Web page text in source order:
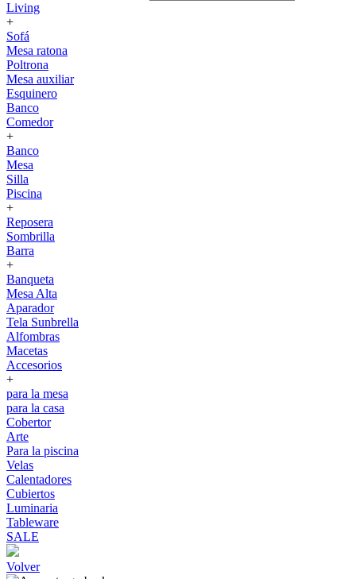
Living
+
Sofá
Mesa ratona
Poltrona
Mesa auxiliar
Esquinero
Banco
Comedor
+
Banco
Mesa
Silla
Piscina
+
Reposera
Sombrilla
Barra
+
Banqueta
Mesa Alta
Aparador
Tela Sunbrella
Alfombras
Macetas
Accesorios
+
para la mesa
para la casa
Cobertor
Arte
Para la piscina
Velas
Calentadores
Cubiertos
Luminaria
Tableware
SALE
Volver